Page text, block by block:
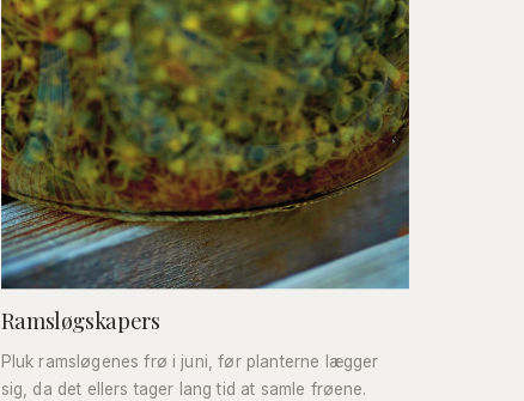
Ramsløgskapers
Pluk ramsløgenes frø i juni, før planterne lægger
sig, da det ellers tager lang tid at samle frøene.